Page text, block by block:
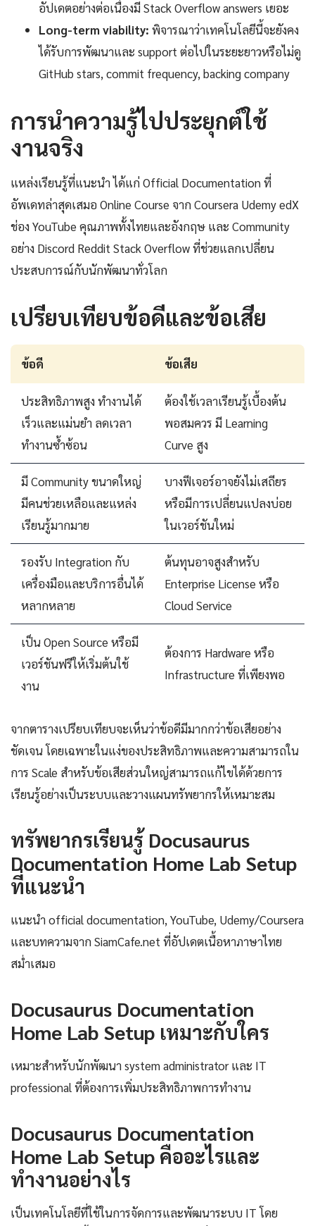
อัปเดตอย่างต่อเนื่องมี Stack Overflow answers เยอะ
Long-term viability: พิจารณาว่าเทคโนโลยีนี้จะยังคง
ได้รับการพัฒนาและ support ต่อไปในระยะยาวหรือไม่ดู
GitHub stars, commit frequency, backing company
การนำความรู้ไปประยุกต์ใช้
งานจริง
แหล่งเรียนรู้ที่แนะนำ ได้แก่ Official Documentation ที่
อัพเดทล่าสุดเสมอ Online Course จาก Coursera Udemy edX
ช่อง YouTube คุณภาพทั้งไทยและอังกฤษ และ Community
อย่าง Discord Reddit Stack Overflow ที่ช่วยแลกเปลี่ยน
ประสบการณ์กับนักพัฒนาทั่วโลก
เปรียบเทียบข้อดีและข้อเสีย
ข้อดี ข้อเสีย
ประสิทธิภาพสูง ทำงานได้
เร็วและแม่นยำ ลดเวลา
ทำงานซ้ำซ้อน
ต้องใช้เวลาเรียนรู้เบื้องต้น
พอสมควร มี Learning
Curve สูง
มี Community ขนาดใหญ่
มีคนช่วยเหลือและแหล่ง
เรียนรู้มากมาย
บางฟีเจอร์อาจยังไม่เสถียร
หรือมีการเปลี่ยนแปลงบ่อย
ในเวอร์ชันใหม่
รองรับ Integration กับ
เครื่องมือและบริการอื่นได้
หลากหลาย
ต้นทุนอาจสูงสำหรับ
Enterprise License หรือ
Cloud Service
เป็น Open Source หรือมี
เวอร์ชันฟรีให้เริ่มต้นใช้
งาน
ต้องการ Hardware หรือ
Infrastructure ที่เพียงพอ
จากตารางเปรียบเทียบจะเห็นว่าข้อดีมีมากกว่าข้อเสียอย่าง
ชัดเจน โดยเฉพาะในแง่ของประสิทธิภาพและความสามารถใน
การ Scale สำหรับข้อเสียส่วนใหญ่สามารถแก้ไขได้ด้วยการ
เรียนรู้อย่างเป็นระบบและวางแผนทรัพยากรให้เหมาะสม
ทรัพยากรเรียนรู้ Docusaurus
Documentation Home Lab Setup
ที่แนะนำ
แนะนำ official documentation, YouTube, Udemy/Coursera
และบทความจาก SiamCafe.net ที่อัปเดตเนื้อหาภาษาไทย
สม่ำเสมอ
Docusaurus Documentation
Home Lab Setup เหมาะกับใคร
เหมาะสำหรับนักพัฒนา system administrator และ IT
professional ที่ต้องการเพิ่มประสิทธิภาพการทำงาน
Docusaurus Documentation
Home Lab Setup คืออะไรและ
ทำงานอย่างไร
เป็นเทคโนโลยีที่ใช้ในการจัดการและพัฒนาระบบ IT โดย